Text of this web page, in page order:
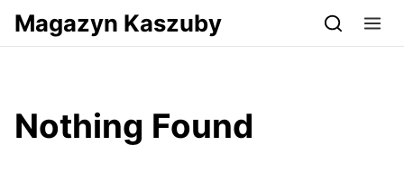
Przejdź do serwisu magazynkaszuby.pl
Magazyn Kaszuby
Nothing Found